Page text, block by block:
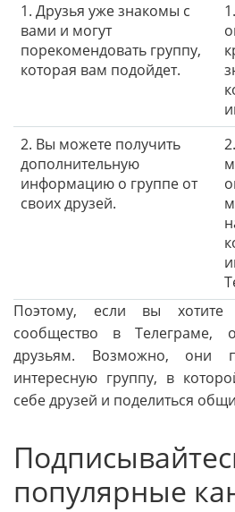
1. Друзья уже знакомы с
вами и могут
порекомендовать группу,
которая вам подойдет.
2. Вы можете получить
дополнительную
информацию о группе от
своих друзей.
Поэтому, если вы
сообщество в Телеграме,
друзьям. Возможно, они
интересную группу, в
себе друзей и поделиться
популярные